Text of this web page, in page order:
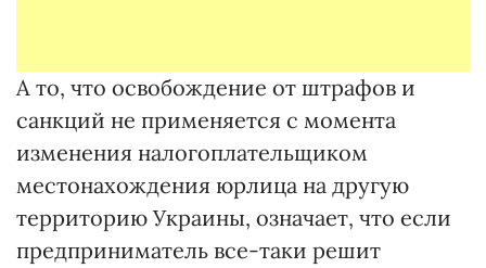
А то, что освобождение от штрафов и
санкций не применяется с момента
изменения налогоплательщиком
местонахождения юрлица на другую
территорию Украины, означает, что если
предприниматель все-таки решит